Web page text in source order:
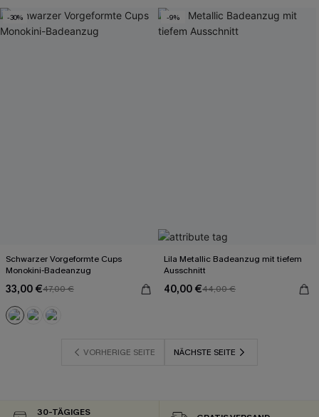
-30%
Schwarzer Vorgeformte Cups
Monokini-Badeanzug
33,00 €47,00 €
-9%
Lila Metallic Badeanzug mit tiefem
Ausschnitt
40,00 €44,00 €
VORHERIGE SEITE NÄCHSTE SEITE
30-TÄGIGES